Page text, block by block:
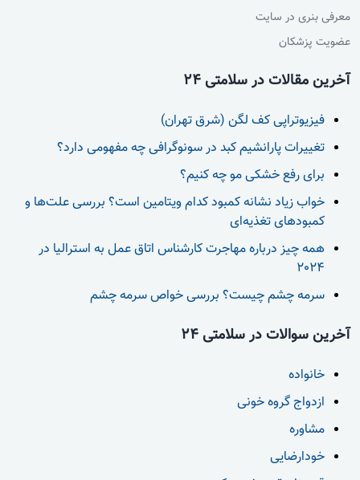
معرفی بنری در سایت
عضویت پزشکان
آخرین مقالات در سلامتی 24
فیزیوتراپی کف لگن (شرق تهران)
تغییرات پارانشیم کبد در سونوگرافی چه مفهومی دارد؟
برای رفع خشکی مو چه کنیم؟
خواب زیاد نشانه کمبود کدام ویتامین است؟ بررسی علت‌ها و
کمبودهای تغذیه‌ای
همه چیز درباره مهاجرت کارشناس اتاق عمل به استرالیا در
2024
سرمه چشم چیست؟ بررسی خواص سرمه چشم
آخرین سوالات در سلامتی 24
خانواده
ازدواج گروه خونی
مشاوره
خودارضایی